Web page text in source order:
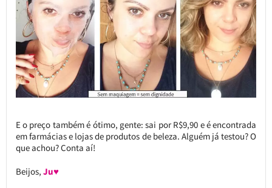
E o preço também é ótimo, gente: sai por R$9,90 e é encontrada
em farmácias e lojas de produtos de beleza. Alguém já testou? O
que achou? Conta aí!
Beijos, Ju♥